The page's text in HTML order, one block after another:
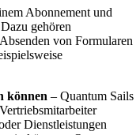
Abonnement und
gehören
von Formularen
können – Quantum Sails
Dienstleistungen